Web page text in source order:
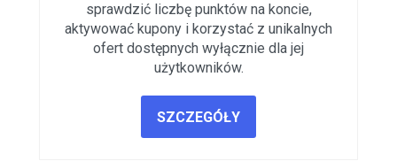
sprawdzić liczbę punktów na koncie,
aktywować kupony i korzystać z unikalnych
ofert dostępnych wyłącznie dla jej
użytkowników.
SZCZEGÓŁY